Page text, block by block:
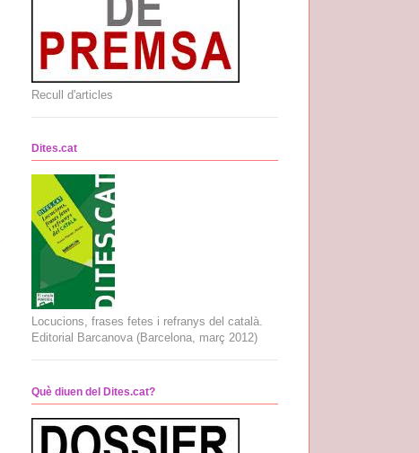
Recull d'articles
Dites.cat
Locucions, frases fetes i refranys del català.
Editorial Barcanova (Barcelona, març 2012)
Què diuen del Dites.cat?